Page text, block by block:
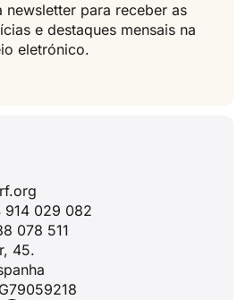
newsletter para receber as
e destaques mensais na
eletrónico.
029 082
078 511
45.